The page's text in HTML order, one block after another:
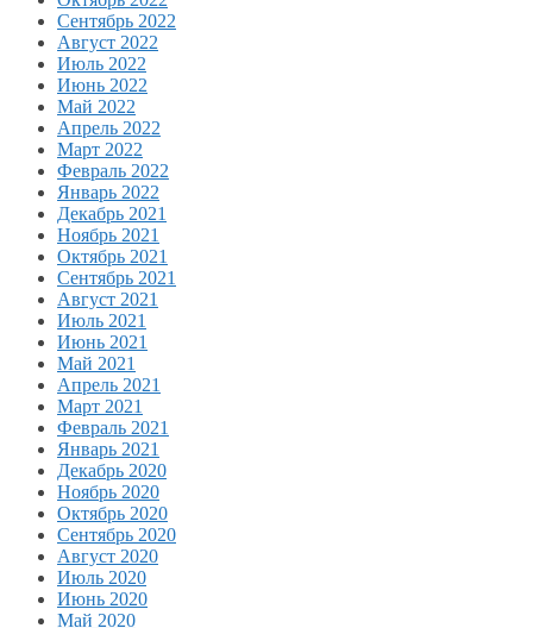
Сентябрь 2022
Август 2022
Июль 2022
Июнь 2022
Май 2022
Апрель 2022
Март 2022
Февраль 2022
Январь 2022
Декабрь 2021
Ноябрь 2021
Октябрь 2021
Сентябрь 2021
Август 2021
Июль 2021
Июнь 2021
Май 2021
Апрель 2021
Март 2021
Февраль 2021
Январь 2021
Декабрь 2020
Ноябрь 2020
Октябрь 2020
Сентябрь 2020
Август 2020
Июль 2020
Июнь 2020
Май 2020